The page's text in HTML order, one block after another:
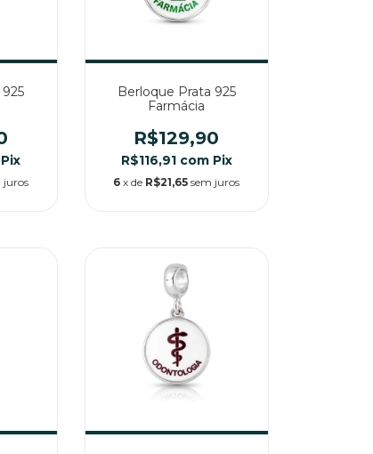
Pix
juros
Berloque Prata 925
Farmácia
R$129,90
R$116,91 com Pix
6 x de R$21,65 sem juros